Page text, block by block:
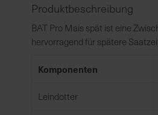
springen
Produktbeschreibung
BAT Pro Mais spät ist eine
hervorragend für spätere
Komponenten
Leindotter